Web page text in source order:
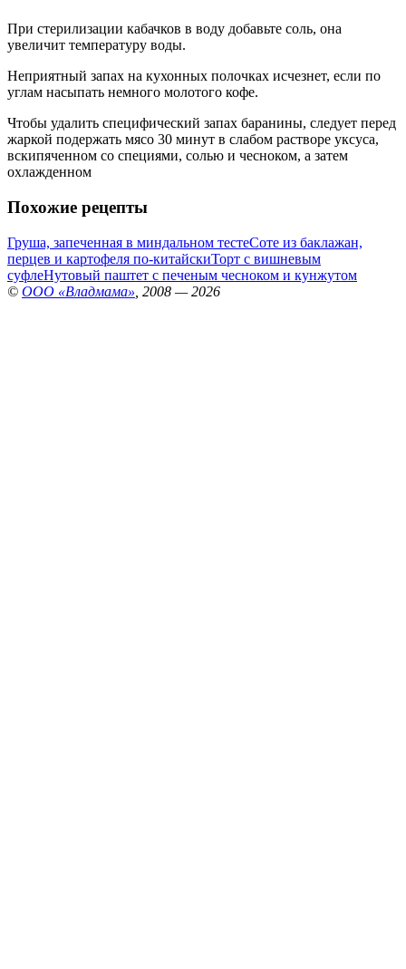
При стерилизации кабачков в воду добавьте соль, она
увеличит температуру воды.
Неприятный запах на кухонных полочках исчезнет, если по
углам насыпать немного молотого кофе.
Чтобы удалить специфический запах баранины, следует перед
жаркой подержать мясо 30 минут в слабом растворе уксуса,
вскипяченном со специями, солью и чесноком, а затем
охлажденном
Похожие рецепты
Груша, запеченная в миндальном тестеСоте из баклажан,
перцев и картофеля по-китайскиТорт с вишневым
суфлеНутовый паштет с печеным чесноком и кунжутом
© ООО «Владмама» , 2008 — 2026